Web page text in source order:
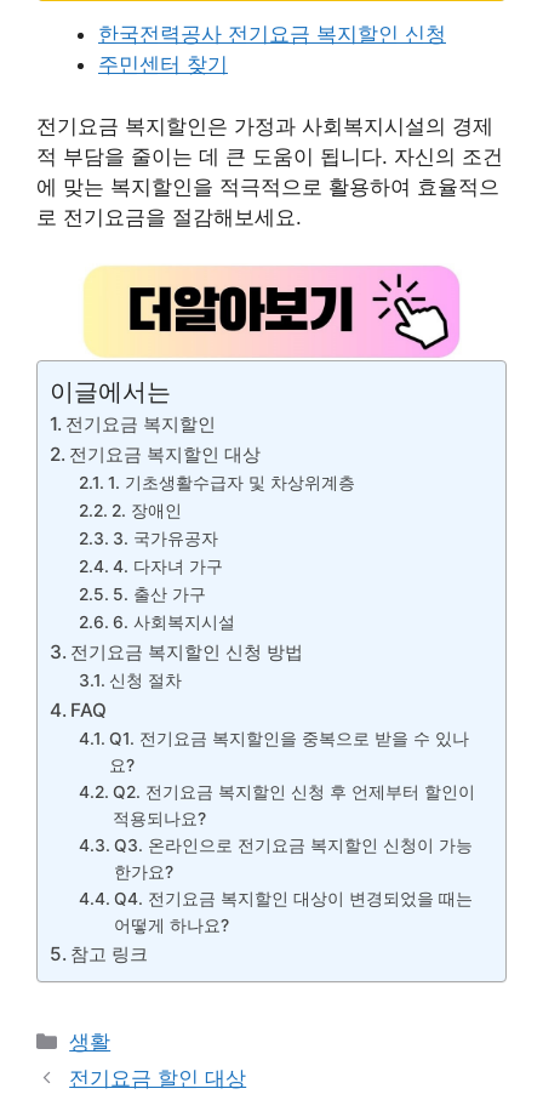
한국전력공사 전기요금 복지할인 신청
주민센터 찾기
전기요금 복지할인은 가정과 사회복지시설의 경제
적 부담을 줄이는 데 큰 도움이 됩니다. 자신의 조건
에 맞는 복지할인을 적극적으로 활용하여 효율적으
로 전기요금을 절감해보세요.
이글에서는
전기요금 복지할인
전기요금 복지할인 대상
1. 기초생활수급자 및 차상위계층
2. 장애인
3. 국가유공자
4. 다자녀 가구
5. 출산 가구
6. 사회복지시설
전기요금 복지할인 신청 방법
신청 절차
FAQ
Q1. 전기요금 복지할인을 중복으로 받을 수 있나
요?
Q2. 전기요금 복지할인 신청 후 언제부터 할인이
적용되나요?
Q3. 온라인으로 전기요금 복지할인 신청이 가능
한가요?
Q4. 전기요금 복지할인 대상이 변경되었을 때는
어떻게 하나요?
참고 링크
카
테
생활
전기요금 할인 대상